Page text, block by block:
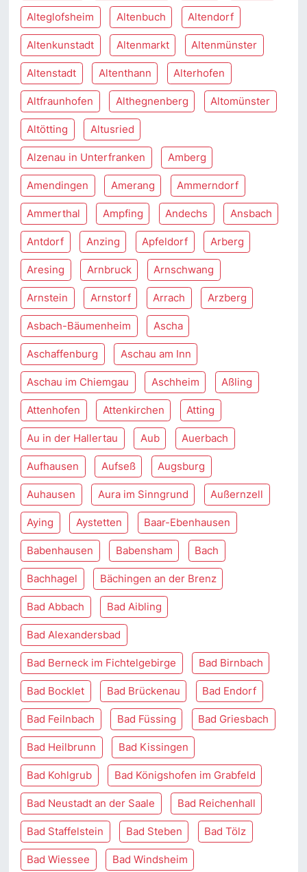
Alteglofsheim Altenbuch Altendorf
Altenkunstadt Altenmarkt Altenmünster
Altenstadt Altenthann Alterhofen
Altfraunhofen Althegnenberg Altomünster
Altötting Altusried
Alzenau in Unterfranken Amberg
Amendingen Amerang Ammerndorf
Ammerthal Ampfing Andechs Ansbach
Antdorf Anzing Apfeldorf Arberg
Aresing Arnbruck Arnschwang
Arnstein Arnstorf Arrach Arzberg
Asbach-Bäumenheim Ascha
Aschaffenburg Aschau am Inn
Aschau im Chiemgau Aschheim Aßling
Attenhofen Attenkirchen Atting
Au in der Hallertau Aub Auerbach
Aufhausen Aufseß Augsburg
Auhausen Aura im Sinngrund Außernzell
Aying Aystetten Baar-Ebenhausen
Babenhausen Babensham Bach
Bachhagel Bächingen an der Brenz
Bad Abbach Bad Aibling
Bad Alexandersbad
Bad Berneck im Fichtelgebirge Bad Birnbach
Bad Bocklet Bad Brückenau Bad Endorf
Bad Feilnbach Bad Füssing Bad Griesbach
Bad Heilbrunn Bad Kissingen
Bad Kohlgrub Bad Königshofen im Grabfeld
Bad Neustadt an der Saale Bad Reichenhall
Bad Staffelstein Bad Steben Bad Tölz
Bad Wiessee Bad Windsheim